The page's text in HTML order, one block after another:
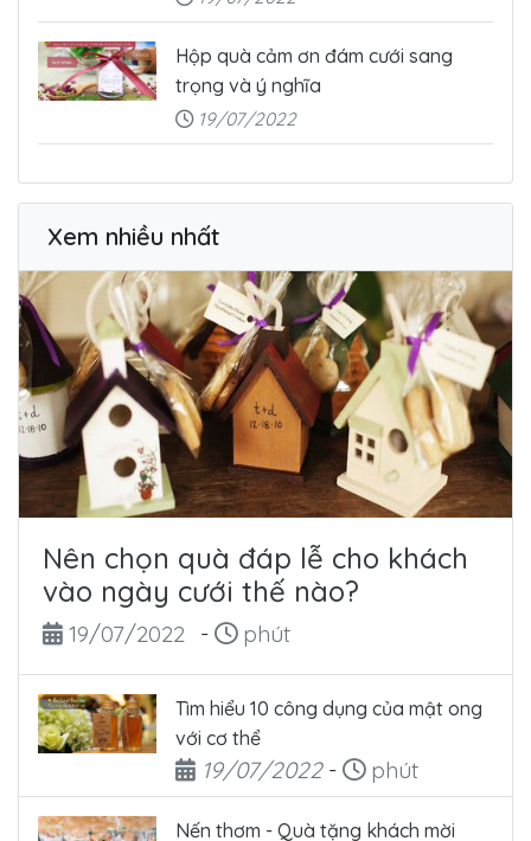
Hộp quà cảm ơn đám cưới sang
trọng và ý nghĩa
19/07/2022
Xem nhiều nhất
Nên chọn quà đáp lễ cho khách
vào ngày cưới thế nào?
Ngày đăng
19/07/2022 - Thời gian đọc
phút
Tìm hiểu 10 công dụng của mật ong
với cơ thể
Ngày đăng
19/07/2022- Thời gian đọc
phút
Nến thơm - Quà tặng khách mời